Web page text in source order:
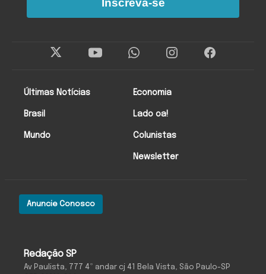
Redação SP
Av Paulista, 777 4º andar cj 41 Bela Vista, São Paulo-SP
Anuncie Conosco
Últimas Notícias
Brasil
Mundo
Economia
Lado oa!
Colunistas
Newsletter
Inscreva-se